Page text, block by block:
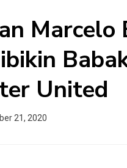
Marcelo
United
21, 2020